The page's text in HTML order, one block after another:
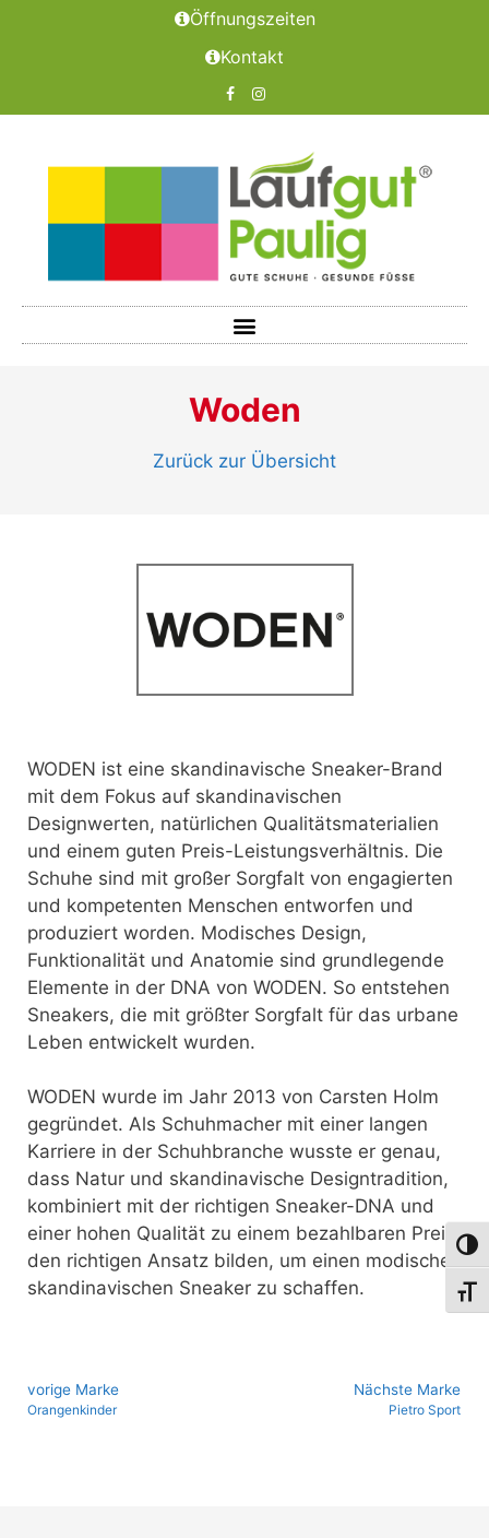
Öffnungszeiten
Kontakt
Woden
Zurück zur Übersicht
WODEN ist eine skandinavische Sneaker-Brand
mit dem Fokus auf skandinavischen
Designwerten, natürlichen Qualitätsmaterialien
und einem guten Preis-Leistungsverhältnis. Die
Schuhe sind mit großer Sorgfalt von engagierten
und kompetenten Menschen entworfen und
produziert worden. Modisches Design,
Funktionalität und Anatomie sind grundlegende
Elemente in der DNA von WODEN. So entstehen
Sneakers, die mit größter Sorgfalt für das urbane
Leben entwickelt wurden.
WODEN wurde im Jahr 2013 von Carsten Holm
gegründet. Als Schuhmacher mit einer langen
Karriere in der Schuhbranche wusste er genau,
dass Natur und skandinavische Designtradition,
kombiniert mit der richtigen Sneaker-DNA und
einer hohen Qualität zu einem bezahlbaren Preis,
den richtigen Ansatz bilden, um einen modischen
skandinavischen Sneaker zu schaffen.
vo­ri­ge Marke
Orangenkinder
Nächste Marke
Pietro Sport